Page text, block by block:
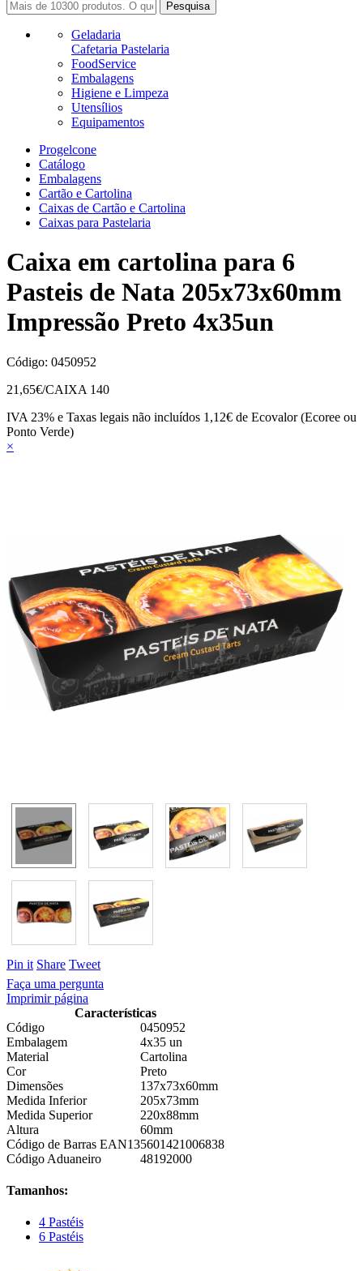
Geladaria
Cafetaria Pastelaria
FoodService
Embalagens
Higiene e Limpeza
Utensílios
Equipamentos
Progelcone
Catálogo
Embalagens
Cartão e Cartolina
Caixas de Cartão e Cartolina
Caixas para Pastelaria
Caixa em cartolina para 6
Pasteis de Nata 205x73x60mm
Impressão Preto 4x35un
Código: 0450952
21,65€/CAIXA 140
IVA 23% e Taxas legais não incluídos 1,12€ de Ecovalor (Ecoree ou
Ponto Verde)
×
Pin it Share Tweet
Faça uma pergunta
Imprimir página
Características
Código
0450952
Embalagem
4x35 un
Material
Cartolina
Cor
Preto
Dimensões
137x73x60mm
Medida Inferior
205x73mm
Medida Superior
220x88mm
Altura
60mm
Código de Barras EAN135601421006838
Código Aduaneiro
48192000
Tamanhos:
4 Pastéis
6 Pastéis